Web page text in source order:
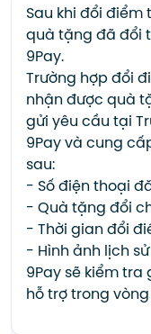
Sau khi đổi
quà tặng đã đổi
9Pay.
Trường hợp đổi
nhận được quà
gửi yêu cầu tại
9Pay và cung
sau:
- Số điện thoại
- Quà tặng đổi
- Thời gian đổi
- Hình ảnh lịch
9Pay sẽ kiểm
hỗ trợ trong